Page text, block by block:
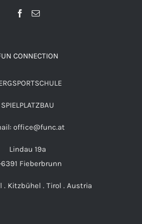
CONNECTION
SPIELPLATZBAU
office@func.at
Lindau 19a
6391 Fieberbrunn
. Kitzbühel . Tirol . Austria